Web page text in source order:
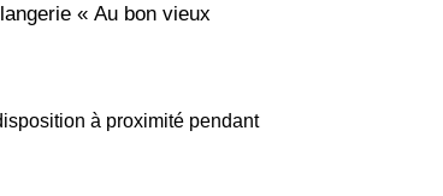
« Au bon vieux
à proximité pendant